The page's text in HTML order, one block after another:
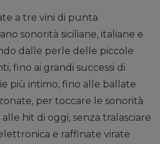
a tre vini di punta
sonorità siciliane, italiane e
dalle perle delle piccole
fino ai grandi successi di
più intimo, fino alle ballate
per toccare le sonorità
hit di oggi, senza tralasciare
e raffinate virate